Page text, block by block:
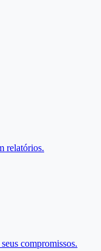
relatórios.
compromissos.